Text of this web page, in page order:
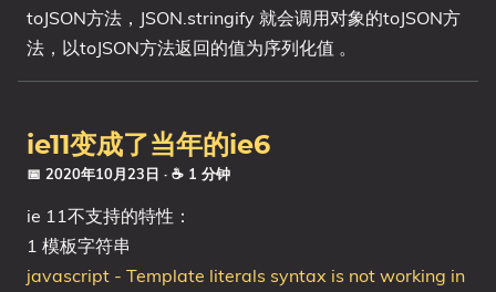
toJSON方法，JSON.stringify 就会调用对象的toJSON方
法，以toJSON方法返回的值为序列化值 。
ie11变成了当年的ie6
📅 2020年10月23日 · ☕ 1 分钟
ie 11不支持的特性：
1 模板字符串
javascript - Template literals syntax is not working in